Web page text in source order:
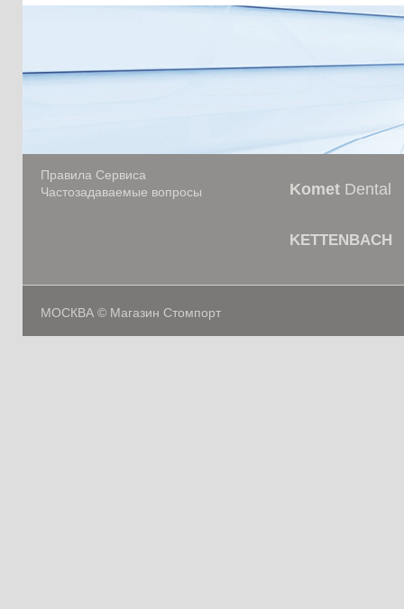
Правила Сервиса
Частозадаваемые вопросы
Komet Dental
KETTENBACH
МОСКВА © Магазин Стомпорт